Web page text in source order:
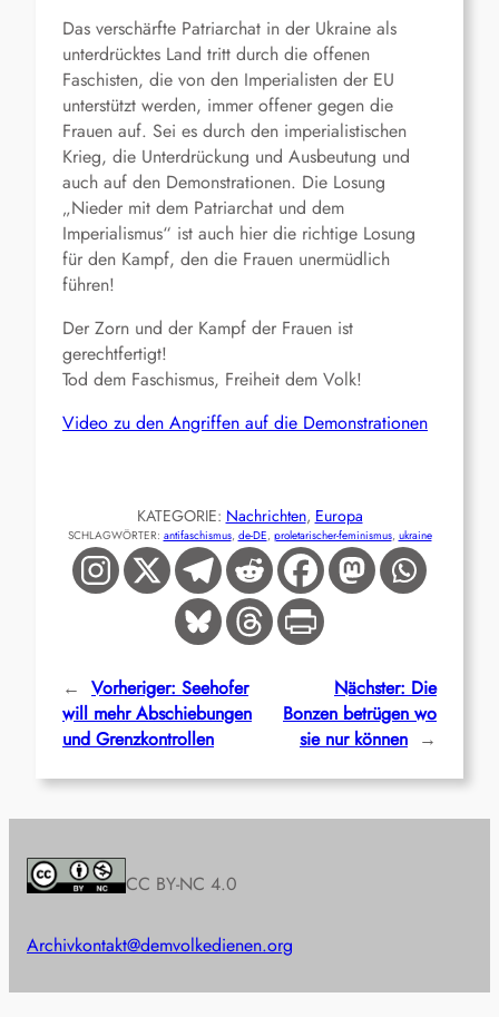
Das verschärfte Patriarchat in der Ukraine als
unterdrücktes Land tritt durch die offenen
Faschisten, die von den Imperialisten der EU
unterstützt werden, immer offener gegen die
Frauen auf. Sei es durch den imperialistischen
Krieg, die Unterdrückung und Ausbeutung und
auch auf den Demonstrationen. Die Losung
„Nieder mit dem Patriarchat und dem
Imperialismus“ ist auch hier die richtige Losung
für den Kampf, den die Frauen unermüdlich
führen!
Der Zorn und der Kampf der Frauen ist
gerechtfertigt!
Tod dem Faschismus, Freiheit dem Volk!
Video zu den Angriffen auf die Demonstrationen
KATEGORIE: Nachrichten, Europa
SCHLAGWÖRTER: antifaschismus, de-DE, proletarischer-feminismus, ukraine
← Vorheriger: Seehofer
will mehr Abschiebungen
und Grenzkontrollen
Nächster: Die
Bonzen betrügen wo
sie nur können →
CC BY-NC 4.0
Archivkontakt@demvolkedienen.org